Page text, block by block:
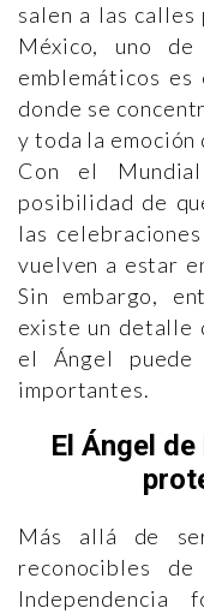
salen a las
México, uno
emblemáticos
donde se
y toda la emoción
Con el
posibilidad de
las
vuelven a estar
Sin embargo,
existe un detalle
el Ángel puede
importantes.
El Ángel
Más allá de
reconocibles